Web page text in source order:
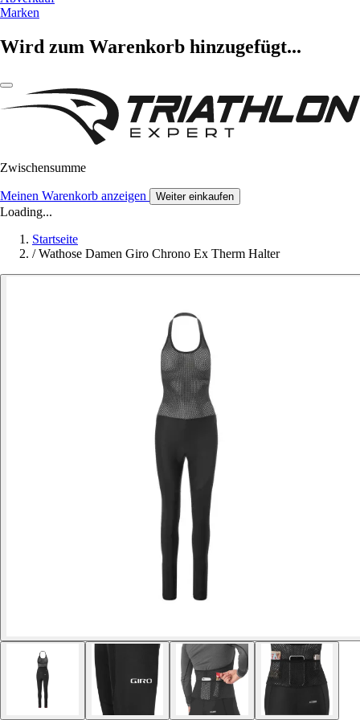
Marken
Wird zum Warenkorb hinzugefügt...
Zwischensumme
Meinen Warenkorb anzeigen Weiter einkaufen
Loading...
Startseite
/ Wathose Damen Giro Chrono Ex Therm Halter